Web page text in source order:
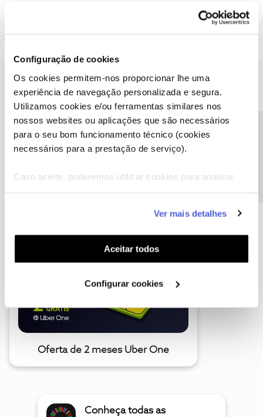
Configuração de cookies
Os cookies permitem-nos proporcionar lhe uma
experiência de navegação personalizada e segura.
Utilizamos cookies e/ou ferramentas similares nos
nossos websites ou aplicações que são necessários
para o seu bom funcionamento técnico (cookies
necessários para a prestação de serviço).
Caso aceite, poderemos utilizar cookies para analisar
funcionalidades (cookies de personalização e
funcionalidade) e adaptar anúncios aos seus interesses
(cookies de publicidade personalizada). Pode gerir a
utilização dos cookies clicando em "Configurar
Ver mais detalhes
Aceitar todos
Configurar cookies
A poupança que COMBINA
Oferta de 2 meses Uber One
Conheça todas as